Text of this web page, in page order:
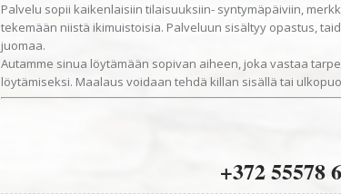
Palvelu sopii kaikenlaisiin tilaisuuksiin- syntymäpäiviin,
tekemään niistä ikimuistoisia. Palveluun sisältyy opastus,
juomaa.
Autamme sinua löytämään sopivan aiheen, joka vastaa
löytämiseksi. Maalaus voidaan tehdä killan sisällä tai
+372 55578